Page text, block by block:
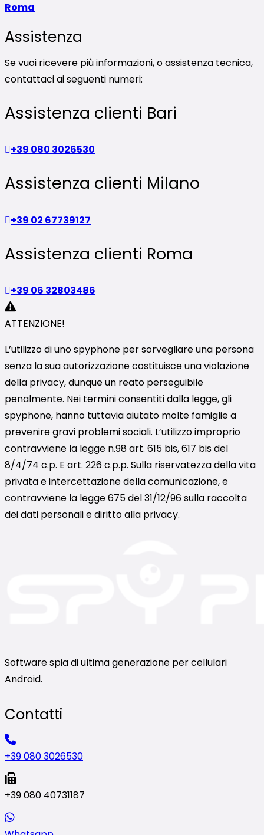
Roma
Assistenza
Se vuoi ricevere più informazioni, o assistenza tecnica,
contattaci ai seguenti numeri:
Assistenza clienti Bari
+39 080 3026530
Assistenza clienti Milano
+39 02 67739127
Assistenza clienti Roma
+39 06 32803486
ATTENZIONE!
L’utilizzo di uno spyphone per sorvegliare una persona
senza la sua autorizzazione costituisce una violazione
della privacy, dunque un reato perseguibile
penalmente. Nei termini consentiti dalla legge, gli
spyphone, hanno tuttavia aiutato molte famiglie a
prevenire gravi problemi sociali. L’utilizzo improprio
contravviene la legge n.98 art. 615 bis, 617 bis del
8/4/74 c.p. E art. 226 c.p.p. Sulla riservatezza della vita
privata e intercettazione della comunicazione, e
contravviene la legge 675 del 31/12/96 sulla raccolta
dei dati personali e diritto alla privacy.
Software spia di ultima generazione per cellulari
Android.
Contatti
+39 080 3026530
+39 080 40731187